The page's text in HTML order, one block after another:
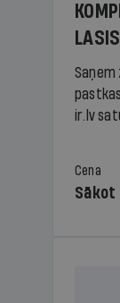
LASIS
Saņem
ir.lv
Cena
Sākot